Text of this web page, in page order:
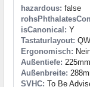
hazardous: false
isCanonical: Y
Tastaturlayout:
Ergonomisch:
Außentiefe: 225mm
Außenbreite:
SVHC: To Be